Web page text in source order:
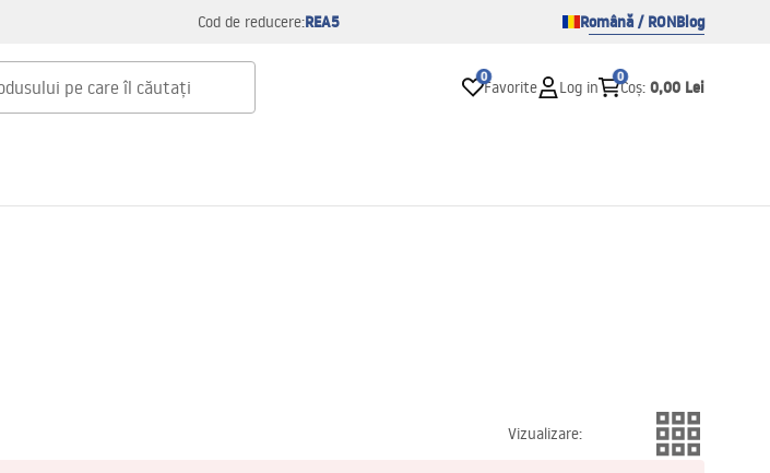
Cod de reducere:REA5 Română / RONBlog
0
Favorite Log in
0
Coș: 0,00 Lei
Vizualizare: